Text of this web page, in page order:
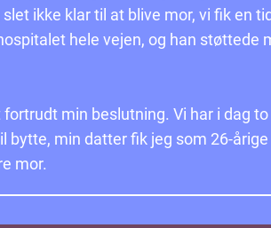
ikke klar til at blive mor, vi fik en
hele vejen, og han støttede
min beslutning. Vi har i dag
bytte, min datter fik jeg som 26-
mor.